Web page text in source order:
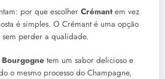
por que escolher Crémantem vez
é simples. O Crémant é uma opção
perder a qualidade.
tem um sabor delicioso e
o mesmo processo do Champagne,